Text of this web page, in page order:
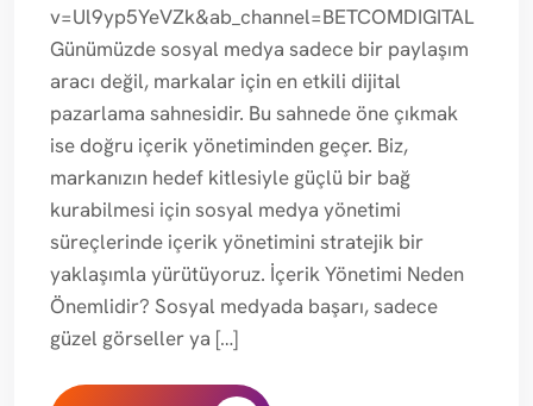
v=Ul9yp5YeVZk&ab_channel=BETCOMDIGITAL
Günümüzde sosyal medya sadece bir paylaşım
aracı değil, markalar için en etkili dijital
pazarlama sahnesidir. Bu sahnede öne çıkmak
ise doğru içerik yönetiminden geçer. Biz,
markanızın hedef kitlesiyle güçlü bir bağ
kurabilmesi için sosyal medya yönetimi
süreçlerinde içerik yönetimini stratejik bir
yaklaşımla yürütüyoruz. İçerik Yönetimi Neden
Önemlidir? Sosyal medyada başarı, sadece
güzel görseller ya […]